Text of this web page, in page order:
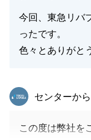
今回、東急リバ
ったです。
色々とありがと
東急リバブル
センターか
この度は弊社を